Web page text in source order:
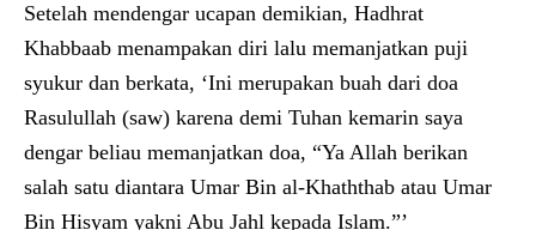
Setelah mendengar ucapan demikian, Hadhrat
Khabbaab menampakan diri lalu memanjatkan puji
syukur dan berkata, ‘Ini merupakan buah dari doa
Rasulullah (saw) karena demi Tuhan kemarin saya
dengar beliau memanjatkan doa, “Ya Allah berikan
salah satu diantara Umar Bin al-Khaththab atau Umar
Bin Hisyam yakni Abu Jahl kepada Islam.”’